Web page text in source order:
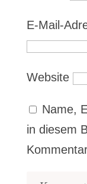
E-Mail-
Website
Name,
in diesem